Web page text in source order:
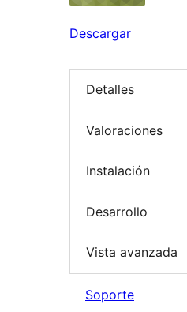
Descargar
Detalles
Valoraciones
Instalación
Desarrollo
Vista avanzada
Soporte